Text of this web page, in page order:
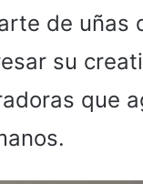
de uñas
su
que